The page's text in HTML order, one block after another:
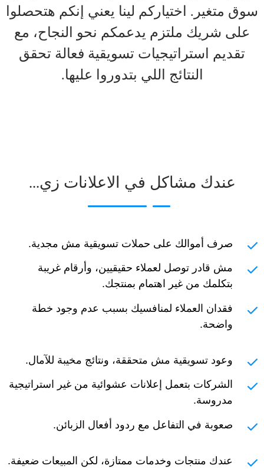
سوق متغير. اختياركم لينا يعني إنكم هتحصلوا
على شريك ملتزم يدعمكم نحو النجاح، مع
تقديم استراتيجيات تسويقية فعالة تحقق
النتائج اللي بتدوروا عليها.
عندك مشاكل في الاعلانات زي...
صرف أموالك على حملات تسويقية مش مجدية.
مش قادر توصل لعملاء حقيقيين، وأرقام غريبة
بتكلمك من غير اهتمام بمنتجك.
فقدان العملاء لمنافسيك بسبب عدم وجود خطة
واضحة.
وعود تسويقية مش متحققة، ونتائج مخيبة للآمال.
الشركات بتعمل إعلانات عشوائية من غير استراتيجية
مدروسة.
صعوبة في التفاعل مع ردود أفعال الزبائن.
عندك منتجات وخدمات ممتازة، لكن المبيعات ضعيفة.